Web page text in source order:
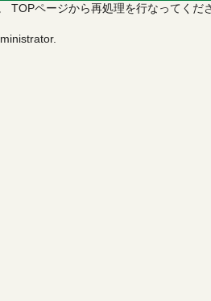
TOPページから再処理を行なってくだ